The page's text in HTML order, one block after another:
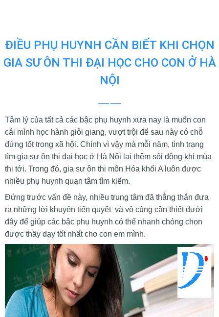
ĐIỀU PHỤ HUYNH CẦN BIẾT KHI CHỌN
GIA SƯ ÔN THI ĐẠI HỌC CHO CON Ở HÀ
NỘI
Tâm lý của tất cả các bậc phụ huynh xưa nay là muốn con
cái mình học hành giỏi giang, vượt trội để sau này có chỗ
đứng tốt trong xã hội. Chính vì vậy mà mỗi năm, tình trạng
tìm gia sư ôn thi đại học ở Hà Nội lại thêm sôi động khi mùa
thi tới. Trong đó, gia sư ôn thi môn Hóa khối A luôn được
nhiều phụ huynh quan tâm tìm kiếm.
Đứng trước vấn đề này, nhiều trung tâm đã thẳng thắn đưa
ra những lời khuyên tiến quyết và vô cùng cần thiết dưới
đây để giúp các bậc phụ huynh có thể nhanh chóng chọn
được thầy dạy tốt nhất cho con em mình.